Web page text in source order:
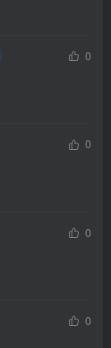
0
0
0
0